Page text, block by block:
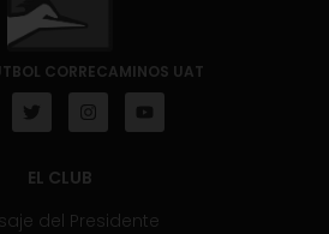
CORRECAMINOS UAT
EL CLUB
del Presidente